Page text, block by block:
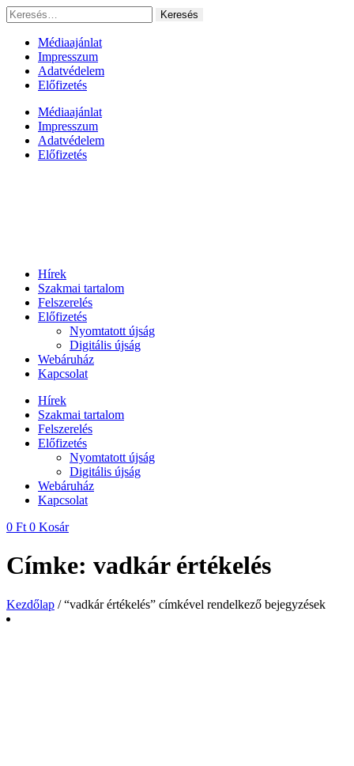
Ugrás
a
tartalomhoz
Keresés:
Médiaajánlat
Impresszum
Adatvédelem
Előfizetés
Médiaajánlat
Impresszum
Adatvédelem
Előfizetés
Hírek
Szakmai tartalom
Felszerelés
Előfizetés
Nyomtatott újság
Digitális újság
Webáruház
Kapcsolat
Hírek
Szakmai tartalom
Felszerelés
Előfizetés
Nyomtatott újság
Digitális újság
Webáruház
Kapcsolat
0 Ft 0 Kosár
Címke: vadkár értékelés
Kezdőlap / “vadkár értékelés” címkével rendelkező bejegyzések